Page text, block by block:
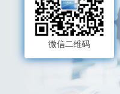
微信二维码